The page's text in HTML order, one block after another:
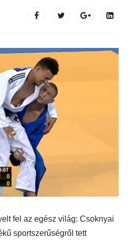
fel az egész világ: Csoknyai
sportszerűségről tett